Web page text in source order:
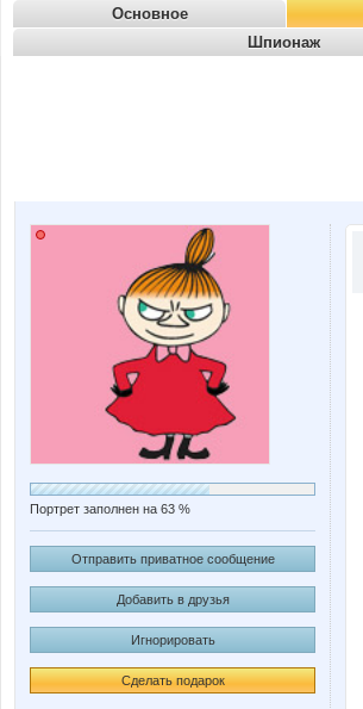
Основное
Шпионаж
Портрет заполнен на 63 %
Отправить приватное сообщение
Добавить в друзья
Игнорировать
Сделать подарок